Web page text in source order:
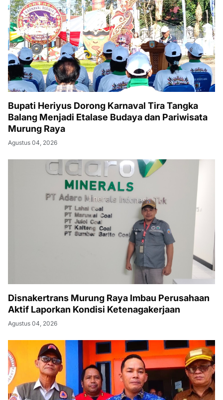
Bupati Heriyus Dorong Karnaval Tira Tangka
Balang Menjadi Etalase Budaya dan Pariwisata
Murung Raya
Agustus 04, 2026
Disnakertrans Murung Raya Imbau Perusahaan
Aktif Laporkan Kondisi Ketenagakerjaan
Agustus 04, 2026